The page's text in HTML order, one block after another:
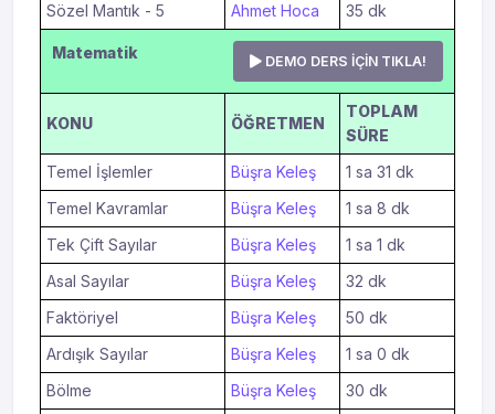
Sözel Mantık - 5
Ahmet Hoca 35 dk
Matematik DEMO DERS İÇİN TIKLA!
KONU ÖĞRETMEN
TOPLAM
SÜRE
Temel İşlemler
Büşra Keleş
1 sa 31 dk
Temel Kavramlar
Büşra Keleş
1 sa 8 dk
Tek Çift Sayılar
Büşra Keleş
1 sa 1 dk
Asal Sayılar
Büşra Keleş
32 dk
Faktöriyel
Büşra Keleş
50 dk
Ardışık Sayılar
Büşra Keleş
1 sa 0 dk
Bölme
Büşra Keleş 30 dk